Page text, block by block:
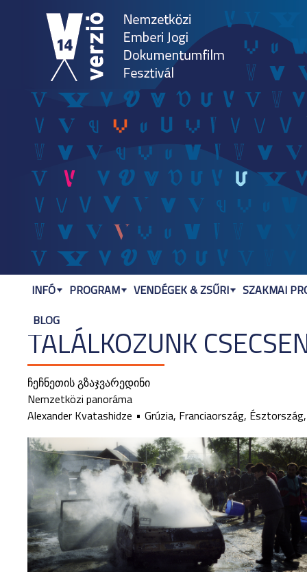
TALÁLKOZUNK
ჩეჩნეთის გზაჯვარედინი
Nemzetközi panoráma
Alexander Kvatashidze
Grúzia, Franciaország,
INFÓ PROGRAM VENDÉGEK & ZSŰRI
SZAKMAI
BLOG